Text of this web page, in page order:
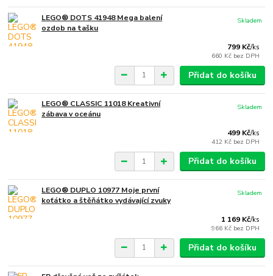
LEGO® DOTS 41948 Mega balení
ozdob na tašku
799 Kč/ks
660 Kč bez DPH
Skladem
Přidat do košíku
LEGO® CLASSIC 11018 Kreativní
zábava v oceánu
499 Kč/ks
412 Kč bez DPH
Skladem
Přidat do košíku
LEGO® DUPLO 10977 Moje první
koťátko a štěňátko vydávající zvuky
1 169 Kč/ks
966 Kč bez DPH
Skladem
Přidat do košíku